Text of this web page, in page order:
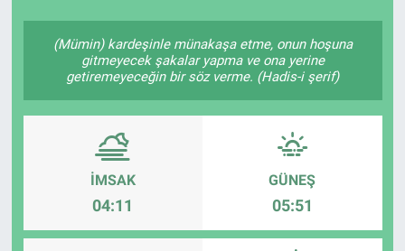
(Mümin) kardeşinle münakaşa etme, onun hoşuna
gitmeyecek şakalar yapma ve ona yerine
getiremeyeceğin bir söz verme. (Hadis-i şerif)
İMSAK
04:11
GÜNEŞ
05:51
Endüstri 4.0 Uygulamaları
Ağır Sanayi Çözümleri